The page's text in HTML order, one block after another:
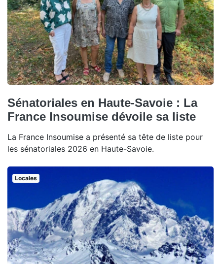
Sénatoriales en Haute-Savoie : La
France Insoumise dévoile sa liste
La France Insoumise a présenté sa tête de liste pour
les sénatoriales 2026 en Haute-Savoie.
Locales